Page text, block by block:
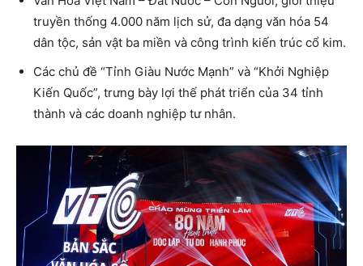
truyền thống 4.000 năm lịch sử, đa dạng văn hóa 54
dân tộc, sản vật ba miền và công trình kiến trúc cổ kim.
Các chủ đề “Tỉnh Giàu Nước Mạnh” và “Khởi Nghiệp
Kiến Quốc”, trưng bày lợi thế phát triển của 34 tỉnh
thành và các doanh nghiệp tư nhân.